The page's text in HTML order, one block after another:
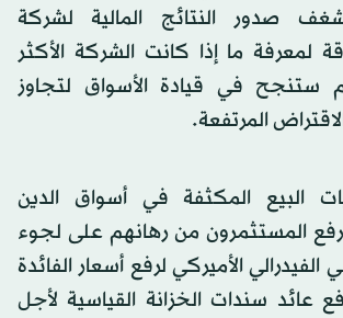
صدور النتائج المالية لشركة
لمعرفة ما إذا كانت الشركة الأكثر
ستنجح في قيادة الأسواق لتجاوز
المرتفعة.
البيع المكثفة في أسواق الدين
رفع المستثمرون من رهانهم على لجوء
الأميركي لرفع أسعار الفائدة
عائد سندات الخزانة القياسية لأجل